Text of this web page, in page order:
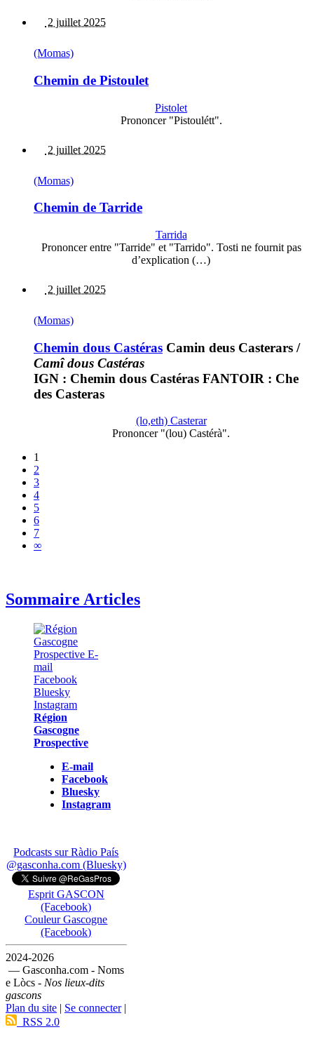
2 juillet 2025
(Momas)
Chemin de Pistoulet
Pistolet
Prononcer "Pistoulétt".
2 juillet 2025
(Momas)
Chemin de Tarride
Tarrida
Prononcer entre "Tarride" et "Tarrido". Tosti ne fournit pas
d’explication (…)
2 juillet 2025
(Momas)
Chemin dous Castéras Camin deus Casterars /
Camî dous Castéras
IGN : Chemin dous Castéras FANTOIR : Che
des Casteras
(lo,eth) Casterar
Prononcer "(lou) Castérà".
1
2
3
4
5
6
7
∞
Sommaire Articles
Région
Gascogne
Prospective
E-mail
Facebook
Bluesky
Instagram
Podcasts sur Ràdio País
@gasconha.com (Bluesky)
Esprit GASCON
(Facebook)
Couleur Gascogne
(Facebook)
2024-2026
— Gasconha.com - Noms
e Lòcs - Nos lieux-dits
gascons
Plan du site | Se connecter|
RSS 2.0